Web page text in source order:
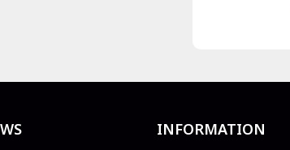
INFORMATION